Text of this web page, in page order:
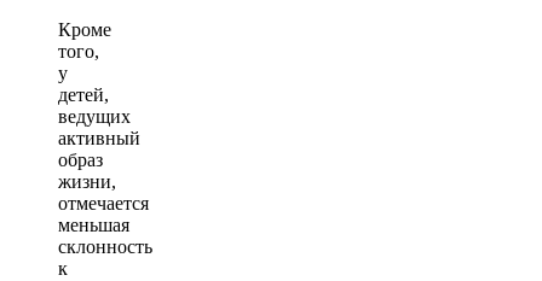
Кроме
того,
у
детей,
ведущих
активный
образ
жизни,
отмечается
меньшая
склонность
к